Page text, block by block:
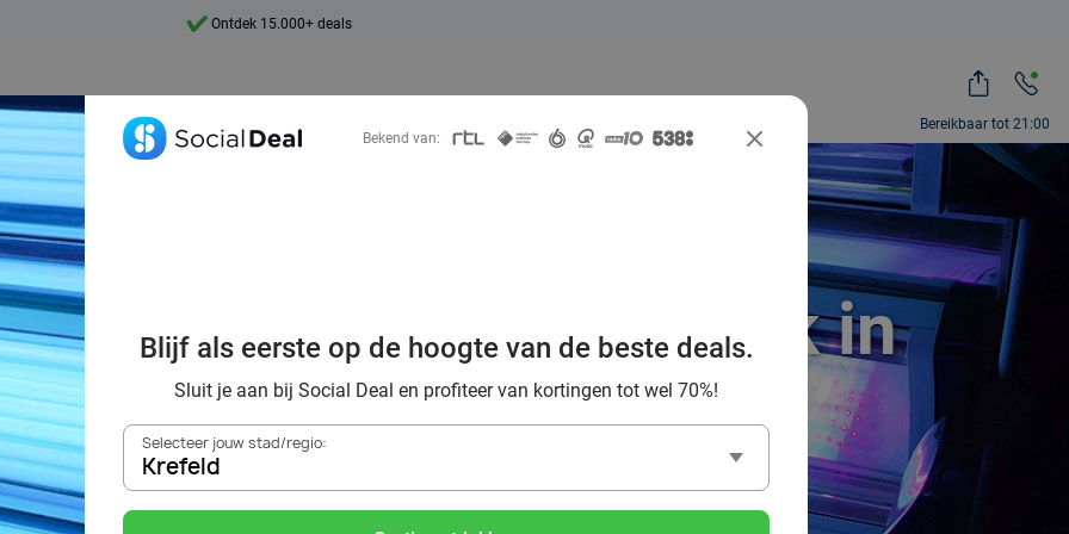
Bereikbaar tot 21:00
Ontdek 15.000+ deals
naar de zonnebank in
Krefeld
Bekend van:
Blijf als eerste op de hoogte van de beste deals.
Sluit je aan bij Social Deal en profiteer van kortingen tot wel 70%!
Selecteer jouw stad/regio:
Krefeld